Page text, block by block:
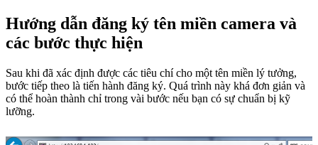
Hướng dẫn đăng ký tên miền camera và
các bước thực hiện
Sau khi đã xác định được các tiêu chí cho một tên miền lý tưởng,
bước tiếp theo là tiến hành đăng ký. Quá trình này khá đơn giản và
có thể hoàn thành chỉ trong vài bước nếu bạn có sự chuẩn bị kỹ
lưỡng.